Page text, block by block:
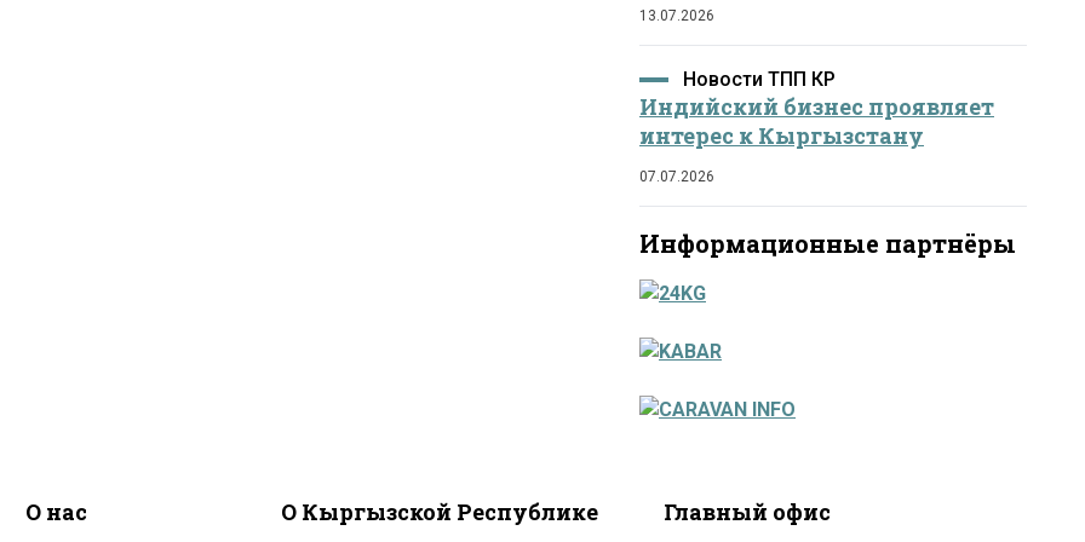
13.07.2026
Новости ТПП КР
Индийский бизнес проявляет
интерес к Кыргызстану
07.07.2026
Информационные партнёры
О нас О Кыргызской Республике Главный офис